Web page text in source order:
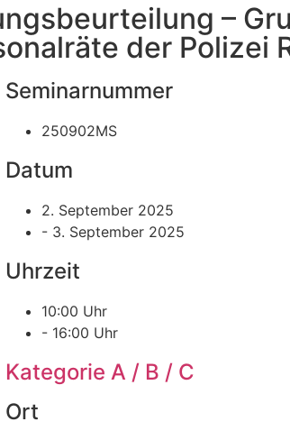
–
der Polizei
Seminarnummer
250902MS
Datum
2. September 2025
- 3. September 2025
Uhrzeit
10:00 Uhr
- 16:00 Uhr
Kategorie A / B / C
Ort